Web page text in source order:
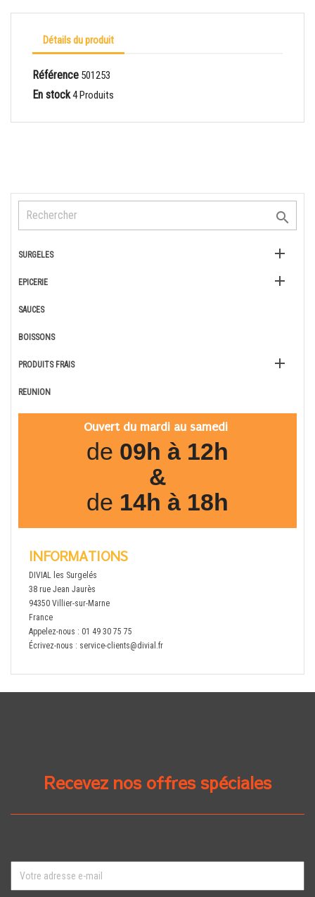

SURGELES 
EPICERIE 
SAUCES
BOISSONS
PRODUITS FRAIS 
REUNION
Ouvert du mardi au samedi
de 09h à 12h
&
de 14h à 18h
INFORMATIONS
DIVIAL les Surgelés
38 rue Jean Jaurès
94350 Villier-sur-Marne
France
Appelez-nous : 01 49 30 75 75
Écrivez-nous : service-clients@divial.fr
Détails du produit
Référence 501253
En stock4 Produits
Recevez nos offres spéciales